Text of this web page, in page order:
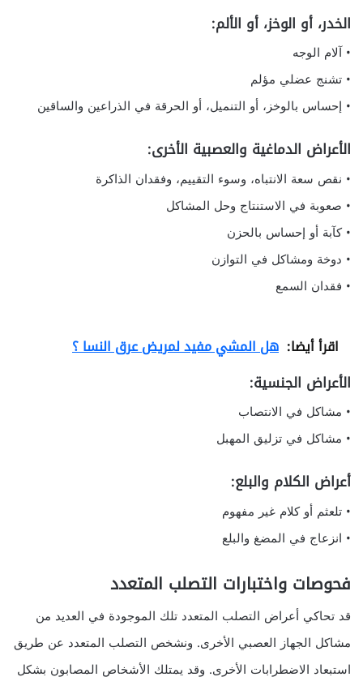
الخدر، أو الوخز، أو الألم:
• آلام الوجه
• تشنج عضلي مؤلم
• إحساس بالوخز، أو التنميل، أو الحرقة في الذراعين والساقين
الأعراض الدماغية والعصبية الأخرى:
• نقص سعة الانتباه، وسوء التقييم، وفقدان الذاكرة
• صعوبة في الاستنتاج وحل المشاكل
• كآبة أو إحساس بالحزن
• دوخة ومشاكل في التوازن
• فقدان السمع
اقرأ أيضا: هل المشي مفيد لمريض عرق النسا ؟
الأعراض الجنسية:
• مشاكل في الانتصاب
• مشاكل في تزليق المهبل
أعراض الكلام والبلع:
• تلعثم أو كلام غير مفهوم
• انزعاج في المضغ والبلع
فحوصات واختبارات التصلب المتعدد
قد تحاكي أعراض التصلب المتعدد تلك الموجودة في العديد من
مشاكل الجهاز العصبي الأخرى. ونشخص التصلب المتعدد عن طريق
استبعاد الاضطرابات الأخرى. وقد يمتلك الأشخاص المصابون بشكل